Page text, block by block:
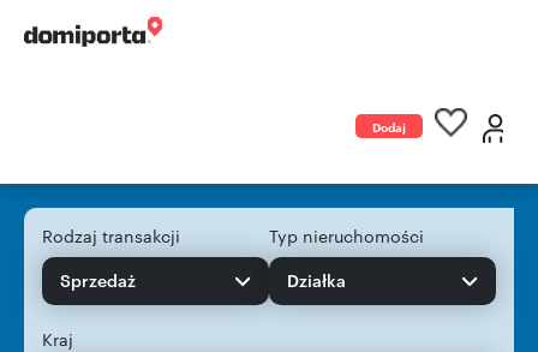
Dodaj
Rodzaj transakcji
Sprzedaż
Typ nieruchomości
Działka
Kraj